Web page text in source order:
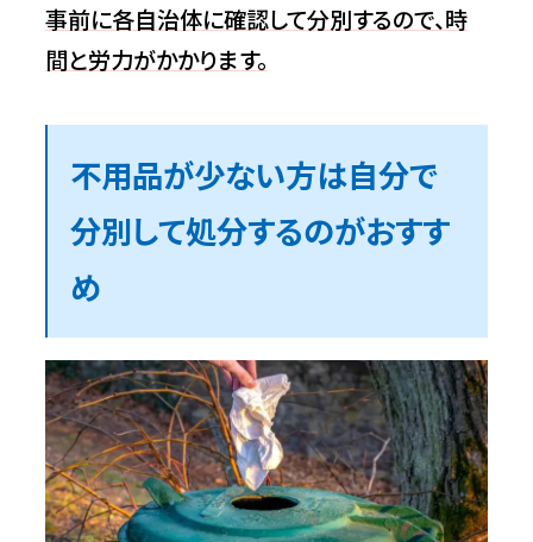
事前に各自治体に確認して分別するので、時
間と労力がかかります。
不用品が少ない方は自分で
分別して処分するのがおすす
め